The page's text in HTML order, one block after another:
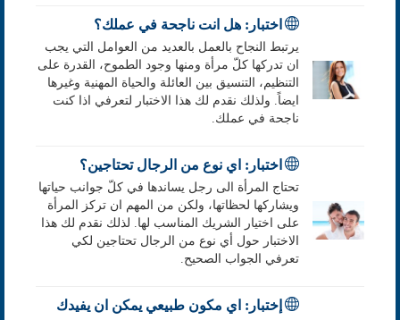
اختبار: هل انت ناجحة في عملك؟
يرتبط النجاح بالعمل بالعديد من العوامل التي يجب
ان تدركها كلّ مرأة ومنها وجود الطموح، القدرة على
التنظيم، التنسيق بين العائلة والحياة المهنية وغيرها
ايضاً. ولذلك نقدم لك هذا الاختبار لتعرفي اذا كنت
ناجحة في عملك.
اختبار: اي نوع من الرجال تحتاجين؟
تحتاج المرأة الى رجل يساندها في كلّ جوانب حياتها
ويشاركها لحظاتها، ولكن من المهم ان تركز المرأة
على اختيار الشريك المناسب لها. لذلك نقدم لك هذا
الاختبار حول أي نوع من الرجال تحتاجين لكي
تعرفي الجواب الصحيح.
إختبار: اي مكون طبيعي يمكن ان يفيدك